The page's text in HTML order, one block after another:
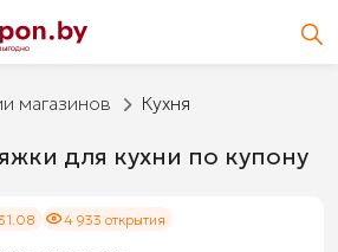
магазинов Кухня
для кухни по купону
4 933 открытия